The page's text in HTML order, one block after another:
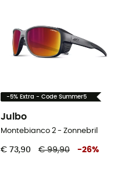
-5% Extra - Code Summer5
Julbo
Montebianco 2 - Zonnebril
€ 73,90 € 99,90 -26%